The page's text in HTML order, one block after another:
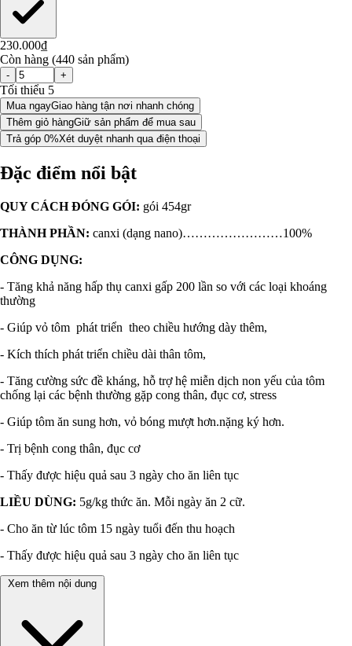
230.000₫
Còn hàng (440 sản phẩm)
- +
Tối thiểu 5
Mua ngayGiao hàng tận nơi nhanh chóng
Thêm giỏ hàngGiữ sản phẩm để mua sau
Trả góp 0%Xét duyệt nhanh qua điện thoại
Đặc điểm nổi bật
QUY CÁCH ĐÓNG GÓI: gói 454gr
THÀNH PHẦN: canxi (dạng nano)……………………100%
CÔNG DỤNG:
- Tăng khả năng hấp thụ canxi gấp 200 lần so với các loại khoáng
thường
- Giúp vỏ tôm phát triển theo chiều hướng dày thêm,
- Kích thích phát triển chiều dài thân tôm,
- Tăng cường sức đề kháng, hỗ trợ hệ miễn dịch non yếu của tôm
chống lại các bệnh thường gặp cong thân, đục cơ, stress
- Giúp tôm ăn sung hơn, vỏ bóng mượt hơn.nặng ký hơn.
- Trị bệnh cong thân, đục cơ
- Thấy được hiệu quả sau 3 ngày cho ăn liên tục
LIỀU DÙNG: 5g/kg thức ăn. Mỗi ngày ăn 2 cữ.
- Cho ăn từ lúc tôm 15 ngày tuổi đến thu hoạch
- Thấy được hiệu quả sau 3 ngày cho ăn liên tục
Xem thêm nội dung